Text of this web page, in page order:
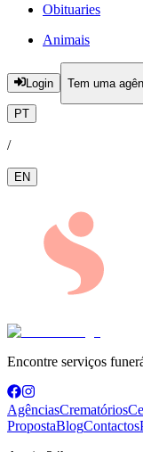
Obituaries
Animais
Login Tem uma
PT
/
EN
Encontre serviços
AgênciasCrematórios
PropostaBlogContactos